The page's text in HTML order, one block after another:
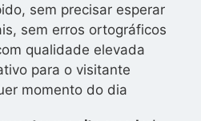
sem precisar esperar
sem erros ortográficos
qualidade elevada
para o visitante
momento do dia